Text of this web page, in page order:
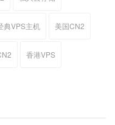
典VPS主机 美国CN2
香港VPS